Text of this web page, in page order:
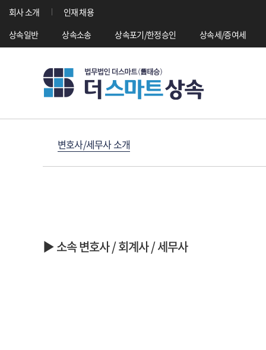
회사 소개
인재 채용
상속일반
상속소송 상속포기/한정승인 상속세/증여세
변호사/세무사 소개
▶ 소속 변호사 / 회계사 / 세무사